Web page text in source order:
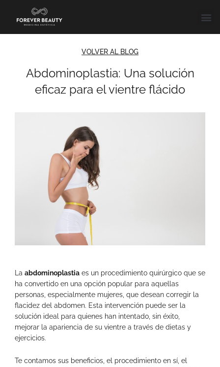
contenido
VOLVER AL BLOG
Abdominoplastia: Una solución
eficaz para el vientre flácido
La abdominoplastia es un procedimiento quirúrgico que se
ha convertido en una opción popular para aquellas
personas, especialmente mujeres, que desean corregir la
flacidez del abdomen. Esta intervención puede ser la
solución ideal para quienes han intentado, sin éxito,
mejorar la apariencia de su vientre a través de dietas y
ejercicios.
Te contamos sus beneficios, el procedimiento en sí, el